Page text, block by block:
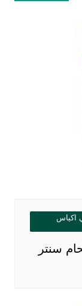
اكياس
سنتر